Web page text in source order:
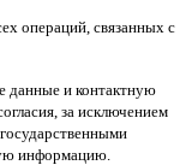
операций связанных с
данные и контактную
за исключением
информацию